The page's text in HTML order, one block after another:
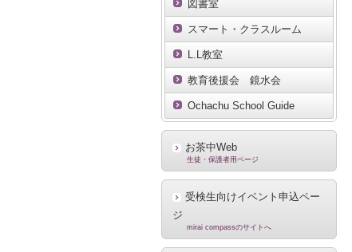
図書室
スマート・クラスルーム
L.L教室
教育後援会 鏡水会
Ochachu School Guide
お茶中Web
生徒・保護者用ページ
受検生向けイベント申込ペー
ジ
mirai compassのサイトへ